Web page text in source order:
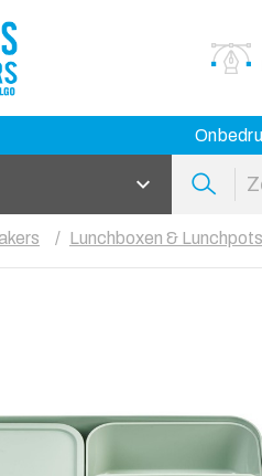
Lunchboxen & Lunchpots